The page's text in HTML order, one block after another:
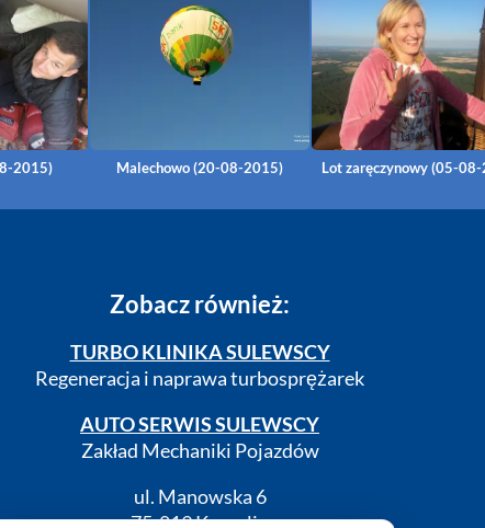
2015) Malechowo (20-08-2015) Lot zaręczynowy (05-
Zobacz również:
TURBO KLINIKA SULEWSCY
Regeneracja i naprawa turbosprężarek
AUTO SERWIS SULEWSCY
Zakład Mechaniki Pojazdów
ul. Manowska 6
75-819 Koszalin